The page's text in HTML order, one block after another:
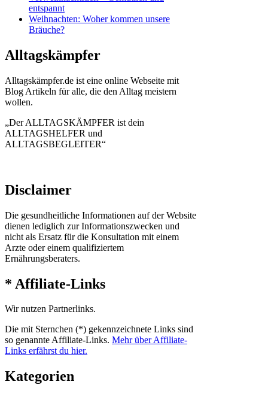
entspannt
Weihnachten: Woher kommen unsere
Bräuche?
Alltagskämpfer
Alltagskämpfer.de ist eine online Webseite mit
Blog Artikeln für alle, die den Alltag meistern
wollen.
„Der ALLTAGSKÄMPFER ist dein
ALLTAGSHELFER und
ALLTAGSBEGLEITER“
Disclaimer
Die gesundheitliche Informationen auf der Website
dienen lediglich zur Informationszwecken und
nicht als Ersatz für die Konsultation mit einem
Arzte oder einem qualifiziertem
Ernährungsberaters.
* Affiliate-Links
Wir nutzen Partnerlinks.
Die mit Sternchen (*) gekennzeichnete Links sind
so genannte Affiliate-Links. Mehr über Affiliate-
Links erfährst du hier.
Kategorien